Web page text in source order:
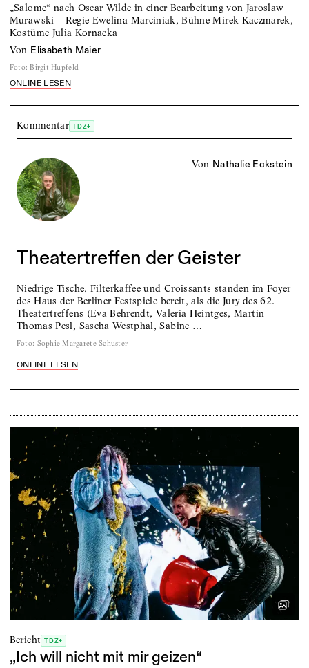
„Salome“ nach Oscar Wilde in einer Bearbeitung von Jaroslaw
Murawski – Regie Ewelina Marciniak, Bühne Mirek Kaczmarek,
Kostüme Julia Kornacka
von Elisabeth Maier
Foto: Birgit Hupfeld
ONLINE LESEN
Kommentar TDZ+
von Nathalie Eckstein
Theatertreffen der Geister
Niedrige Tische, Filterkaffee und Croissants standen im Foyer
des Haus der Berliner Festspiele bereit, als die Jury des 62.
Theatertreffens (Eva Behrendt, Valeria Heintges, Martin
Thomas Pesl, Sascha Westphal, Sabine …
Foto: Sophie-Margarete Schuster
ONLINE LESEN
Bericht TDZ+
„Ich will nicht mit mir geizen“